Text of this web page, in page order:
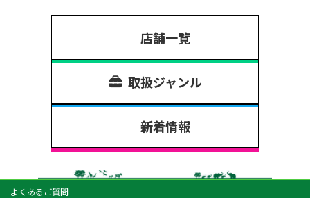
店舗一覧
取扱ジャンル
新着情報
よくあるご質問